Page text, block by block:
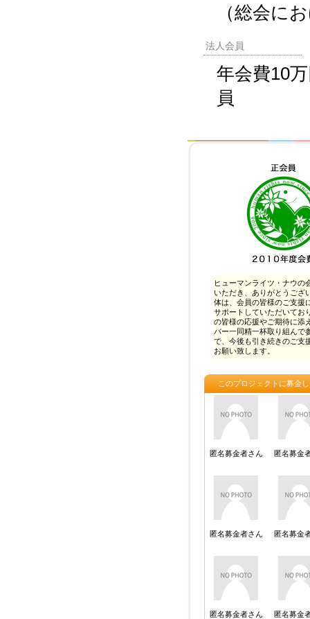
（総会に
法人会員
年会費10
員